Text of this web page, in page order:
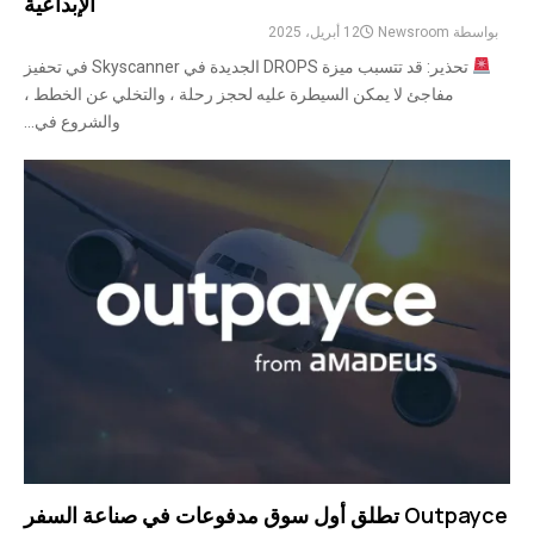
بواسطة Newsroom 12 أبريل، 2025
تحذير: قد تتسبب ميزة DROPS الجديدة في Skyscanner في تحفيز
مفاجئ لا يمكن السيطرة عليه لحجز رحلة ، والتخلي عن الخطط ،
والشروع في...
Outpayce تطلق أول سوق مدفوعات في صناعة السفر